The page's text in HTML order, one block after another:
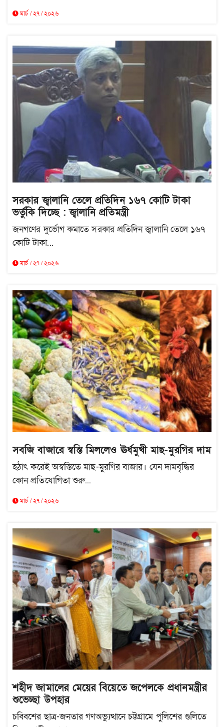
মার্চ / ২৭ / ২০২৬
সরকার জ্বালানি তেলে প্রতিদিন ১৬৭ কোটি টাকা
ভর্তুকি দিচ্ছে : জ্বালানি প্রতিমন্ত্রী
জনগণের দুর্ভোগ কমাতে সরকার প্রতিদিন জ্বালানি তেলে ১৬৭
কোটি টাকা...
মার্চ / ২৭ / ২০২৬
সবজি বাজারে স্বস্তি মিললেও ঊর্ধমুখী মাছ-মুরগির দাম
হঠাৎ করেই অস্বস্তিতে মাছ-মুরগির বাজার। যেন দামবৃদ্ধির
কোন প্রতিযোগিতা শুরু...
মার্চ / ২৭ / ২০২৬
শহীদ জামালের মেয়ের বিয়েতে জপেলকে প্রধানমন্ত্রীর
শুভেচ্ছা উপহার
চব্বিশের ছাত্র-জনতার গণঅভ্যুত্থানে চট্টগ্রামে পুলিশের গুলিতে